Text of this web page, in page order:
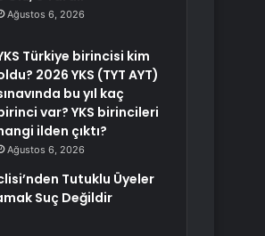
Ağustos 6, 2026
Türkiye birincisi kim
2026 YKS (TYT AYT)
bu yıl kaç
var? YKS birincileri
ilden çıktı?
Ağustos 6, 2026
Tutuklu Üyeler
Suç Değildir